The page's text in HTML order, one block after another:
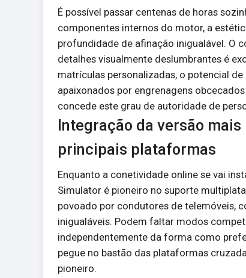
É possível passar centenas de horas
componentes internos do motor, a
profundidade de afinação inigualável. O
detalhes visualmente deslumbrantes é
matrículas personalizadas, o potencial
apaixonados por engrenagens
concede este grau de autoridade de
Integração da versão
principais plataformas
Enquanto a conetividade online se vai
Simulator é pioneiro no suporte
povoado por condutores de telemóveis,
inigualáveis. Podem faltar modos
independentemente da forma como
pegue no bastão das plataformas
pioneiro.